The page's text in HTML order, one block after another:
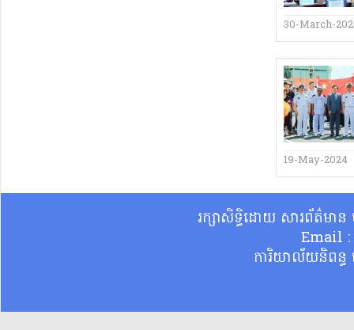
30-March-
19-May-2024
រក្សាសិទ្ធិដោយ សារព័ត៌មា
Email
ការិយាល័យនិពន្ធ